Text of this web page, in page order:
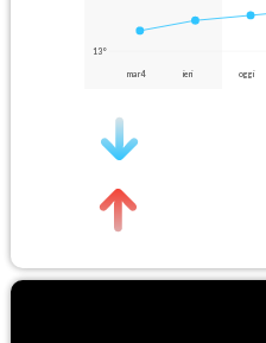
13°
mar 4 ieri oggi